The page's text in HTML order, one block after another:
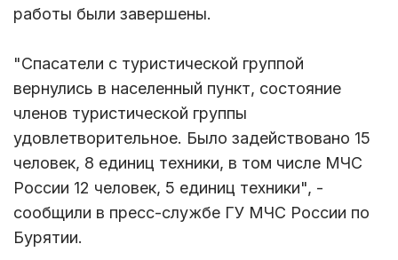
работы были завершены.
"Спасатели с туристической группой
вернулись в населенный пункт, состояние
членов туристической группы
удовлетворительное. Было задействовано 15
человек, 8 единиц техники, в том числе МЧС
России 12 человек, 5 единиц техники", -
сообщили в пресс-службе ГУ МЧС России по
Бурятии.